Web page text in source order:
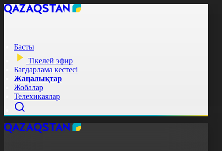
Басты
Тікелей эфир
Бағдарлама кестесі
Жаңалықтар
Жобалар
Телехикаялар